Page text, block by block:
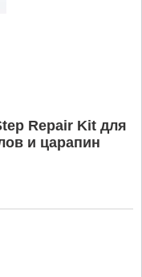
Repair Kit для
и царапин